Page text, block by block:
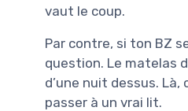
vaut le coup.
Par contre, si ton BZ
question. Le matelas
d’une nuit dessus.
passer à un vrai lit.